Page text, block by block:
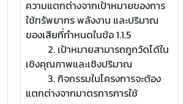
ความแตกต่างจากเป้าหมายของการ
ใช้ทรัพยากร พลังงาน และปริมาณ
ของเสียที่กำหนดในข้อ 1.1.5
2. เป้าหมายสามารถถูกวัดได้ใน
เชิงคุณภาพและเชิงปริมาณ
3. กิจกรรมในโครงการจะต้อง
แตกต่างจากมาตรการการใช้